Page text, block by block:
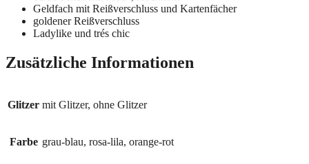
Geldfach mit Reißverschluss und Kartenfächer
goldener Reißverschluss
Ladylike und trés chic
Zusätzliche Informationen
Glitzer mit Glitzer, ohne Glitzer
Farbe grau-blau, rosa-lila, orange-rot